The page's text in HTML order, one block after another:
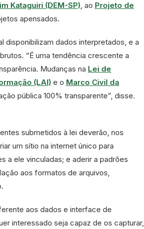
Kataguiri (DEM-SP), ao Projeto de
apensados.
disponibilizam dados interpretados, e a
“É uma tendência crescente a
Mudanças na Lei de
(LAI) e o Marco Civil da
pública 100% transparente”, disse.
submetidos à lei deverão, nos
um sítio na internet único para
a ele vinculadas; e aderir a padrões
aos formatos de arquivos,
aos dados e interface de
interessado seja capaz de os capturar,